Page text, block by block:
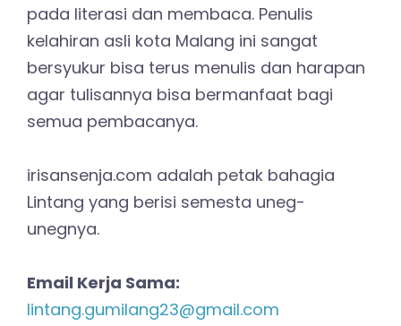
pada literasi dan membaca. Penulis
kelahiran asli kota Malang ini sangat
bersyukur bisa terus menulis dan harapan
agar tulisannya bisa bermanfaat bagi
semua pembacanya.
irisansenja.com adalah petak bahagia
Lintang yang berisi semesta uneg-
unegnya.
Email Kerja Sama:
lintang.gumilang23@gmail.com